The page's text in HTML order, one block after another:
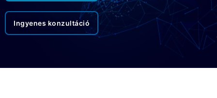
Ingyenes konzultáció